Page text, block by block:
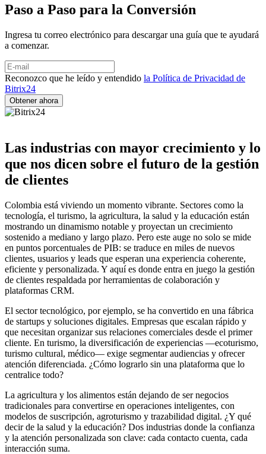
Paso a Paso para la Conversión
Ingresa tu correo electrónico para descargar una guía que te ayudará
a comenzar.
Reconozco que he leído y entendido la Política de Privacidad de
Bitrix24
Las industrias con mayor crecimiento y lo
que nos dicen sobre el futuro de la gestión
de clientes
Colombia está viviendo un momento vibrante. Sectores como la
tecnología, el turismo, la agricultura, la salud y la educación están
mostrando un dinamismo notable y proyectan un crecimiento
sostenido a mediano y largo plazo. Pero este auge no solo se mide
en puntos porcentuales de PIB: se traduce en miles de nuevos
clientes, usuarios y leads que esperan una experiencia coherente,
eficiente y personalizada. Y aquí es donde entra en juego la gestión
de clientes respaldada por herramientas de colaboración y
plataformas CRM.
El sector tecnológico, por ejemplo, se ha convertido en una fábrica
de startups y soluciones digitales. Empresas que escalan rápido y
que necesitan organizar sus relaciones comerciales desde el primer
cliente. En turismo, la diversificación de experiencias —ecoturismo,
turismo cultural, médico— exige segmentar audiencias y ofrecer
atención diferenciada. ¿Cómo lograrlo sin una plataforma que lo
centralice todo?
La agricultura y los alimentos están dejando de ser negocios
tradicionales para convertirse en operaciones inteligentes, con
modelos de suscripción, agroturismo y trazabilidad digital. ¿Y qué
decir de la salud y la educación? Dos industrias donde la confianza
y la atención personalizada son clave: cada contacto cuenta, cada
interacción suma.